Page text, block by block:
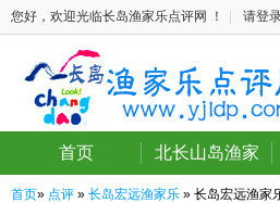
您好，欢迎光临长岛渔家乐点评网 ！ 请登
首页 北长山岛渔家
首页» 点评 » 长岛宏远渔家乐 » 长岛宏远渔家